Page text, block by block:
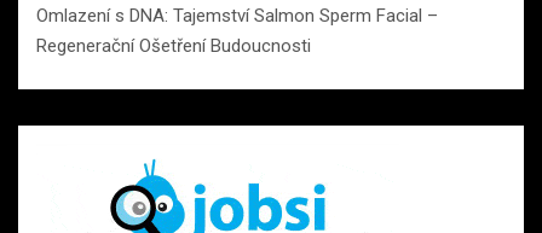
Omlazení s DNA: Tajemství Salmon Sperm Facial –
Regenerační Ošetření Budoucnosti